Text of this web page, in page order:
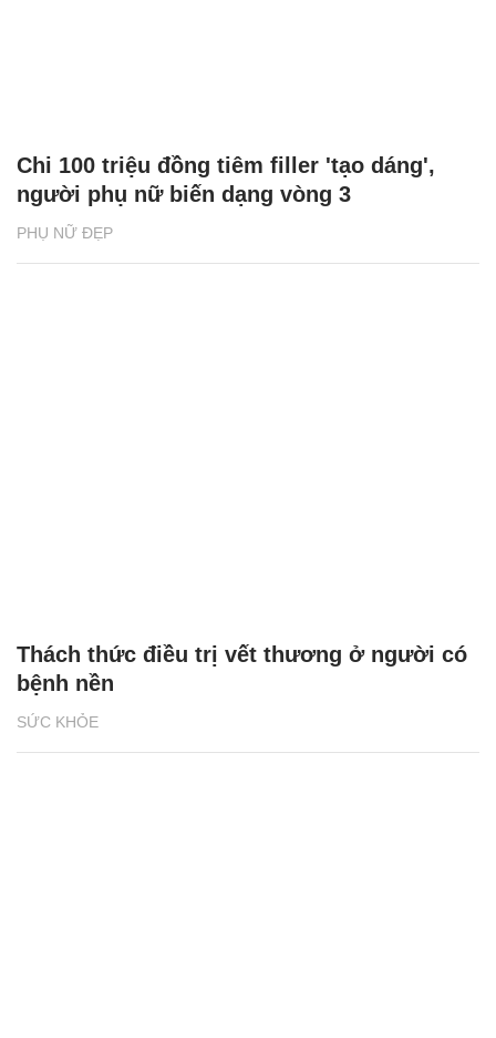
PHỤ NỮ ĐẸP
Chi 100 triệu đồng tiêm filler 'tạo dáng',
người phụ nữ biến dạng vòng 3
SỨC KHỎE
Thách thức điều trị vết thương ở người có
bệnh nền